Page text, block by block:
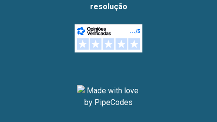
resolução